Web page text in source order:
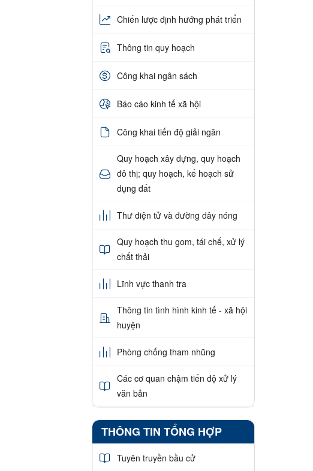
Chiến lược định hướng phát triển
Thông tin quy hoạch
Công khai ngân sách
Báo cáo kinh tế xã hội
Công khai tiến độ giải ngân
Quy hoạch xây dựng, quy hoạch
đô thị; quy hoạch, kế hoạch sử
dụng đất
Thư điện tử và đường dây nóng
Quy hoạch thu gom, tái chế, xử lý
chất thải
Lĩnh vực thanh tra
Thông tin tình hình kinh tế - xã hội
huyện
Phòng chống tham nhũng
Các cơ quan chậm tiến độ xử lý
văn bản
THÔNG TIN TỔNG HỢP
Tuyên truyền bầu cử